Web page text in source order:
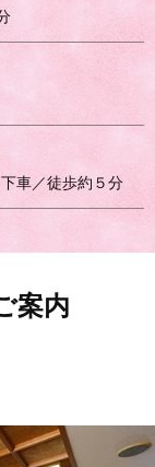
車／徒歩約５分
案内